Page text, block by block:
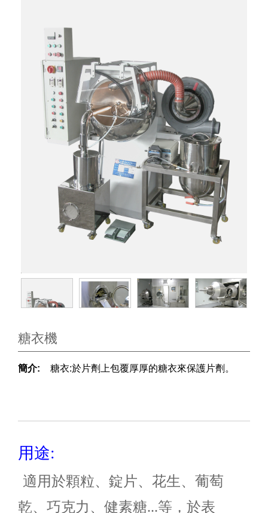
糖衣機
簡介: 糖衣:於片劑上包覆厚厚的糖衣來保護片劑。
用途:
適用於顆粒、錠片、花生、葡萄
乾、巧克力、健素糖...等，於表